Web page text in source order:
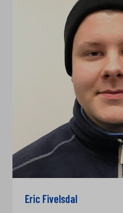
Eric Fivelsdal